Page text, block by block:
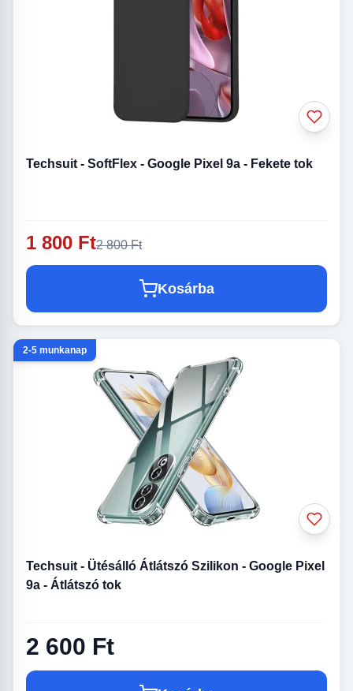
Techsuit - SoftFlex - Google Pixel 9a - Fekete tok
1 800 Ft2 800 Ft
Kosárba
2-5 munkanap
Techsuit - Ütésálló Átlátszó Szilikon - Google Pixel
9a - Átlátszó tok
2 600 Ft